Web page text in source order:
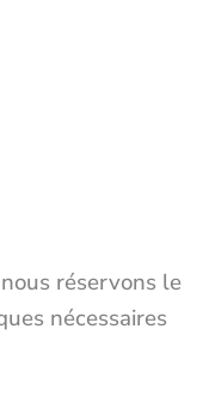
réservons le
nécessaires